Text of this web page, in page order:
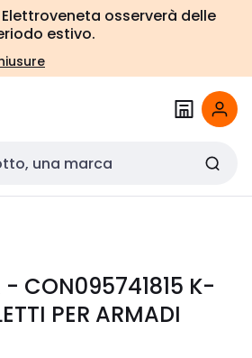
osserverà delle
estivo.
- CON095741815 K-
PER ARMADI